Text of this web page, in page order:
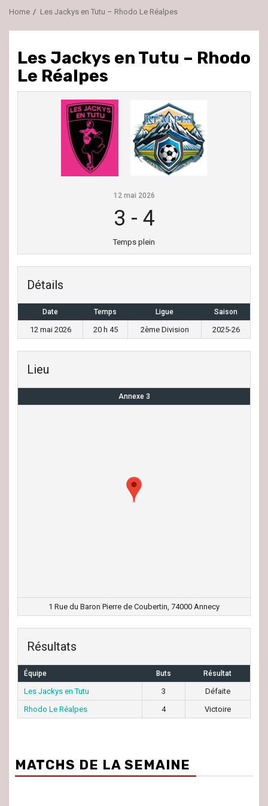
Home Les Jackys en Tutu – Rhodo Le Réalpes
Les Jackys en Tutu – Rhodo
Le Réalpes
12 mai 2026
3 - 4
Temps plein
Détails
Date Temps Ligue Saison
12 mai 2026 20 h 45 2ème Division 2025-26
Lieu
Annexe 3
1 Rue du Baron Pierre de Coubertin, 74000 Annecy
Résultats
Équipe Buts Résultat
Les Jackys en Tutu 3
Défaite
Rhodo Le Réalpes
4 Victoire
MATCHS DE LA SEMAINE